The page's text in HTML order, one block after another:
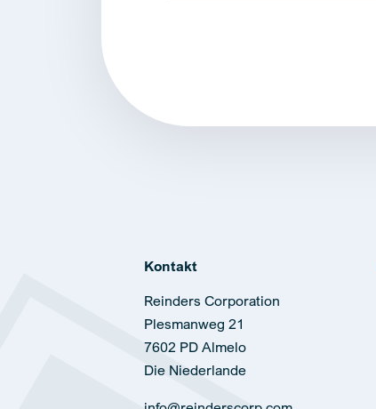
Kontakt
Reinders Corporation
Plesmanweg 21
7602 PD Almelo
Die Niederlande